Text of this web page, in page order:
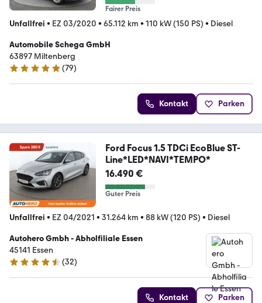
Fairer Preis
Unfallfrei • EZ 03/2020 • 65.112 km • 110 kW (150 PS) • Diesel
Automobile Schega GmbH
63897 Miltenberg
5 Sterne
(79)
Kontakt Parken
Ford Focus 1.5 TDCi EcoBlue ST-
Line*LED*NAVI*TEMPO*
16.490 €
Guter Preis
Unfallfrei • EZ 04/2021 • 31.264 km • 88 kW (120 PS) • Diesel
Autohero Gmbh - Abholfiliale Essen
45141 Essen
4.7 Sterne
(32)
Kontakt Parken